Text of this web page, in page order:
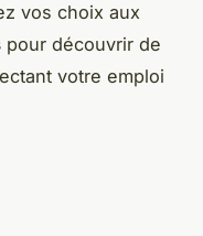
vos choix aux
pour découvrir de
votre emploi